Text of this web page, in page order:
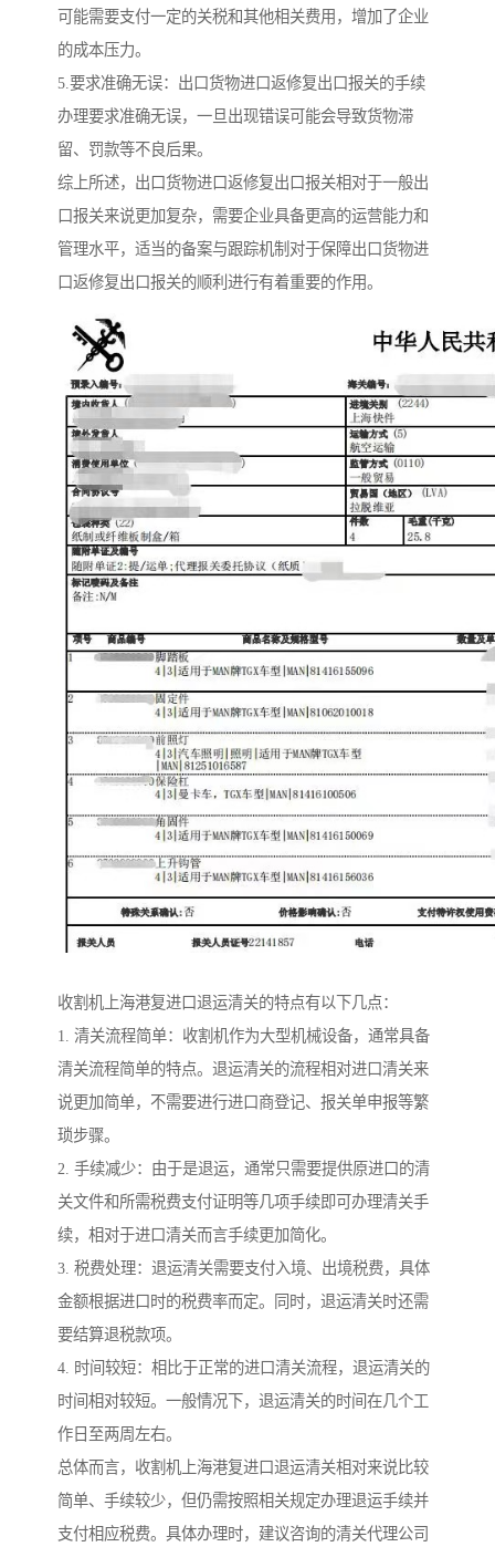
可能需要支付一定的关税和其他相关费用，增加了企业
的成本压力。
5.要求准确无误：出口货物进口返修复出口报关的手续
办理要求准确无误，一旦出现错误可能会导致货物滞
留、罚款等不良后果。
综上所述，出口货物进口返修复出口报关相对于一般出
口报关来说更加复杂，需要企业具备更高的运营能力和
管理水平，适当的备案与跟踪机制对于保障出口货物进
口返修复出口报关的顺利进行有着重要的作用。
收割机上海港复进口退运清关的特点有以下几点：
1. 清关流程简单：收割机作为大型机械设备，通常具备
清关流程简单的特点。退运清关的流程相对进口清关来
说更加简单，不需要进行进口商登记、报关单申报等繁
琐步骤。
2. 手续减少：由于是退运，通常只需要提供原进口的清
关文件和所需税费支付证明等几项手续即可办理清关手
续，相对于进口清关而言手续更加简化。
3. 税费处理：退运清关需要支付入境、出境税费，具体
金额根据进口时的税费率而定。同时，退运清关时还需
要结算退税款项。
4. 时间较短：相比于正常的进口清关流程，退运清关的
时间相对较短。一般情况下，退运清关的时间在几个工
作日至两周左右。
总体而言，收割机上海港复进口退运清关相对来说比较
简单、手续较少，但仍需按照相关规定办理退运手续并
支付相应税费。具体办理时，建议咨询的清关代理公司